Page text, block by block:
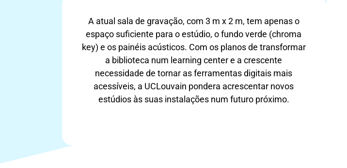
A atual sala de gravação, com 3 m x 2 m, tem apenas o
espaço suficiente para o estúdio, o fundo verde (chroma
key) e os painéis acústicos. Com os planos de transformar
a biblioteca num learning center e a crescente
necessidade de tornar as ferramentas digitais mais
acessíveis, a UCLouvain pondera acrescentar novos
estúdios às suas instalações num futuro próximo.